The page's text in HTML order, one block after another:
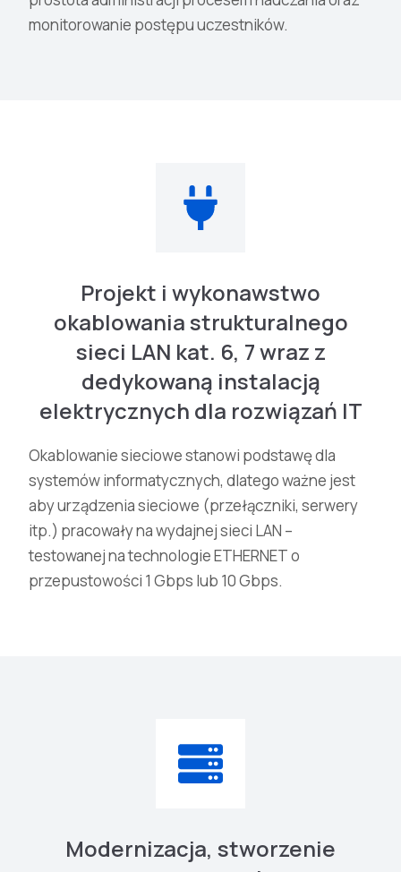
monitorowanie postępu uczestników.
Projekt i wykonawstwo
okablowania strukturalnego
sieci LAN kat. 6, 7 wraz z
dedykowaną instalacją
elektrycznych dla rozwiązań IT
Okablowanie sieciowe stanowi podstawę dla
systemów informatycznych, dlatego ważne jest
aby urządzenia sieciowe (przełączniki, serwery
itp.) pracowały na wydajnej sieci LAN –
testowanej na technologie ETHERNET o
przepustowości 1 Gbps lub 10 Gbps.
Modernizacja, stworzenie